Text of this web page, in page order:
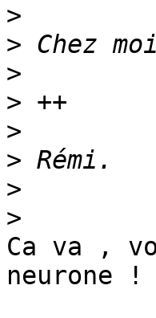
>
>
>
>
>
>
>
>
Ca va ,
neurone !